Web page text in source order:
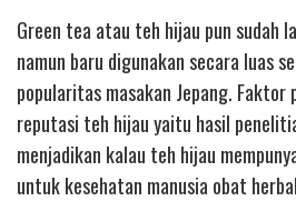
Green tea atau teh hijau pun sudah
namun baru digunakan secara luas
popularitas masakan Jepang.
reputasi teh hijau yaitu hasil
menjadikan kalau teh hijau
untuk kesehatan manusia obat